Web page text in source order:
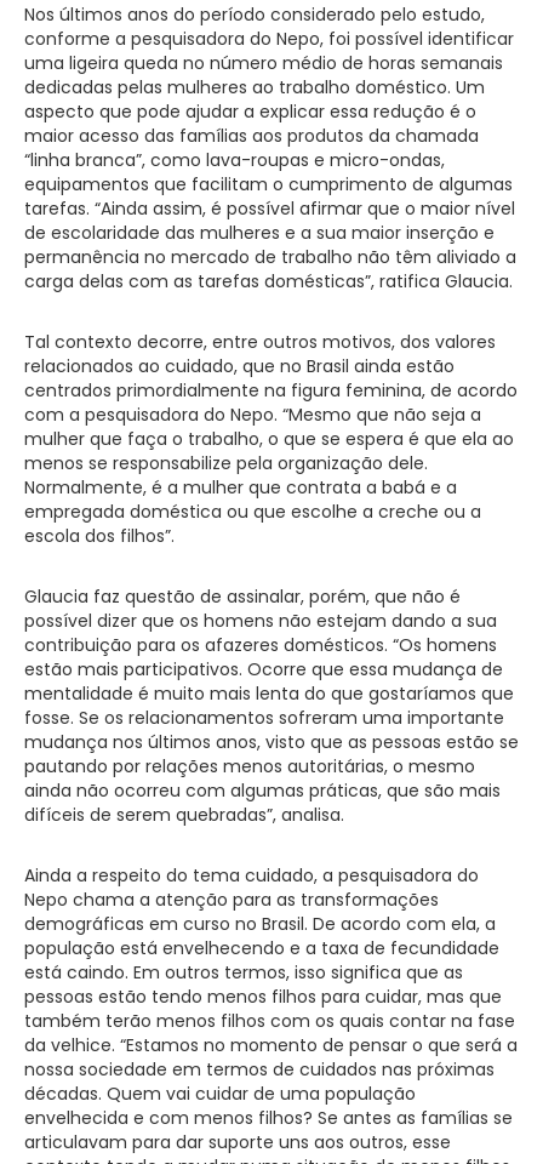
Nos últimos anos do período considerado pelo estudo,
conforme a pesquisadora do Nepo, foi possível identificar
uma ligeira queda no número médio de horas semanais
dedicadas pelas mulheres ao trabalho doméstico. Um
aspecto que pode ajudar a explicar essa redução é o
maior acesso das famílias aos produtos da chamada
“linha branca”, como lava-roupas e micro-ondas,
equipamentos que facilitam o cumprimento de algumas
tarefas. “Ainda assim, é possível afirmar que o maior nível
de escolaridade das mulheres e a sua maior inserção e
permanência no mercado de trabalho não têm aliviado a
carga delas com as tarefas domésticas”, ratifica Glaucia.
Tal contexto decorre, entre outros motivos, dos valores
relacionados ao cuidado, que no Brasil ainda estão
centrados primordialmente na figura feminina, de acordo
com a pesquisadora do Nepo. “Mesmo que não seja a
mulher que faça o trabalho, o que se espera é que ela ao
menos se responsabilize pela organização dele.
Normalmente, é a mulher que contrata a babá e a
empregada doméstica ou que escolhe a creche ou a
escola dos filhos”.
Glaucia faz questão de assinalar, porém, que não é
possível dizer que os homens não estejam dando a sua
contribuição para os afazeres domésticos. “Os homens
estão mais participativos. Ocorre que essa mudança de
mentalidade é muito mais lenta do que gostaríamos que
fosse. Se os relacionamentos sofreram uma importante
mudança nos últimos anos, visto que as pessoas estão se
pautando por relações menos autoritárias, o mesmo
ainda não ocorreu com algumas práticas, que são mais
difíceis de serem quebradas”, analisa.
Ainda a respeito do tema cuidado, a pesquisadora do
Nepo chama a atenção para as transformações
demográficas em curso no Brasil. De acordo com ela, a
população está envelhecendo e a taxa de fecundidade
está caindo. Em outros termos, isso significa que as
pessoas estão tendo menos filhos para cuidar, mas que
também terão menos filhos com os quais contar na fase
da velhice. “Estamos no momento de pensar o que será a
nossa sociedade em termos de cuidados nas próximas
décadas. Quem vai cuidar de uma população
envelhecida e com menos filhos? Se antes as famílias se
articulavam para dar suporte uns aos outros, esse